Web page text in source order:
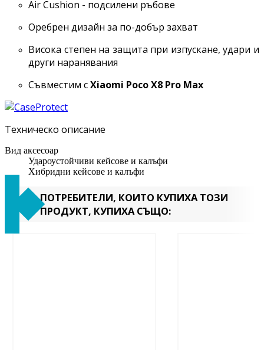
Air Cushion - подсилени ръбове
Оребрен дизайн за по-добър захват
Висока степен на защита при изпускане, удари и
други наранявания
Съвместим сXiaomi Poco X8 Pro Max
Техническо описание
Вид аксесоар
Удароустойчиви кейсове и калъфи
Хибридни кейсове и калъфи
ПОТРЕБИТЕЛИ, КОИТО КУПИХА ТОЗИ
ПРОДУКТ, КУПИХА СЪЩО: